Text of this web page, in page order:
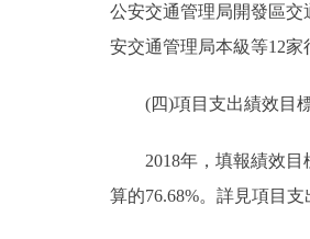
公安交通管理局開發區
安交通管理局本級等12
(四)項目支出績效目
2018年，填報績效目標
算的76.68%。詳見項目